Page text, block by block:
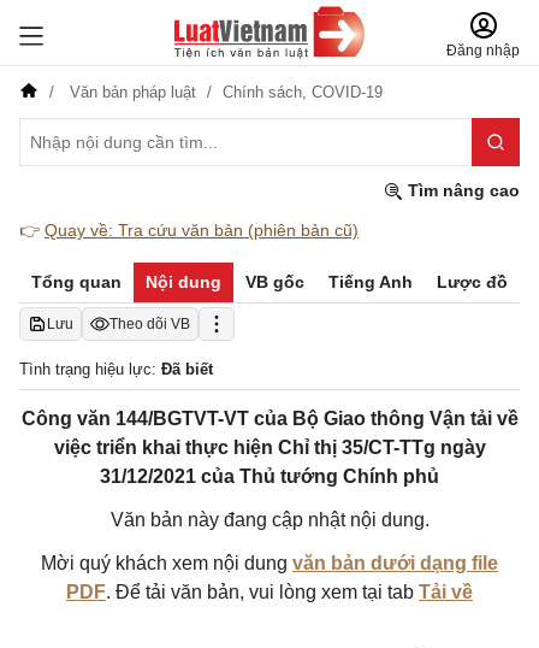
Đăng nhập
Văn bản pháp luật Chính sách, COVID-19
Tìm nâng cao
👉 Quay về: Tra cứu văn bản (phiên bản cũ)
Tổng quan Nội dung VB gốc Tiếng Anh Lược đồ
Lưu Theo dõi VB
Tình trạng hiệu lực: Đã biết
Công văn 144/BGTVT-VT của Bộ Giao thông Vận tải về
việc triển khai thực hiện Chỉ thị 35/CT-TTg ngày
31/12/2021 của Thủ tướng Chính phủ
Văn bản này đang cập nhật nội dung.
Mời quý khách xem nội dung văn bản dưới dạng file
PDF. Để tải văn bản, vui lòng xem tại tab Tải về